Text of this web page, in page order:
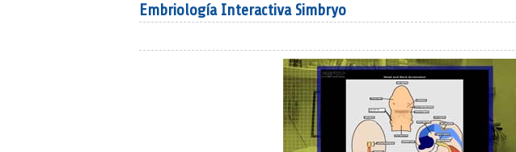
Embriología Interactiva Simbryo